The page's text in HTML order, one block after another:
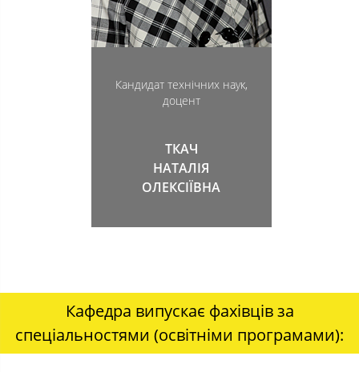
Кандидат технічних наук,
доцент
ТКАЧ
НАТАЛІЯ
ОЛЕКСІЇВНА
Кафедра випускає фахівців за
спеціальностями (освітніми програмами):